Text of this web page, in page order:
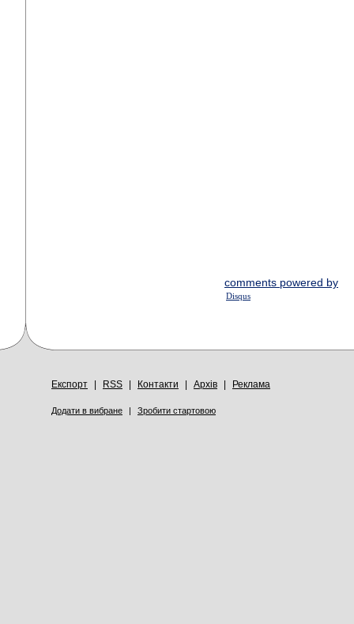
comments powered by
Disqus
Експорт RSS Контакти Архів Реклама
Додати в вибране | Зробити стартовою